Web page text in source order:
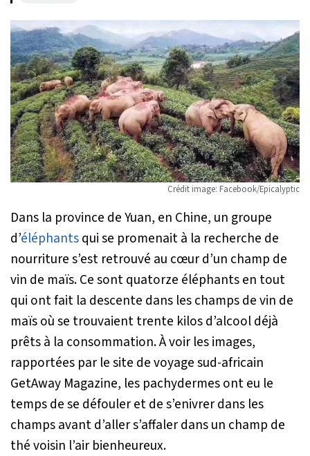
Crédit image: Facebook/Epicalyptic
Dans la province de Yuan, en Chine, un groupe
d’éléphantsqui se promenait à la recherche de
nourriture s’est retrouvé au cœur d’un champ de
vin de maïs. Ce sont quatorze éléphants en tout
qui ont fait la descente dans les champs de vin de
maïs où se trouvaient trente kilos d’alcool déjà
prêts à la consommation. À voir les images,
rapportées par le site de voyage sud-africain
GetAway Magazine, les pachydermes ont eu le
temps de se défouler et de s’enivrer dans les
champs avant d’aller s’affaler dans un champ de
thé voisin l’air bienheureux.